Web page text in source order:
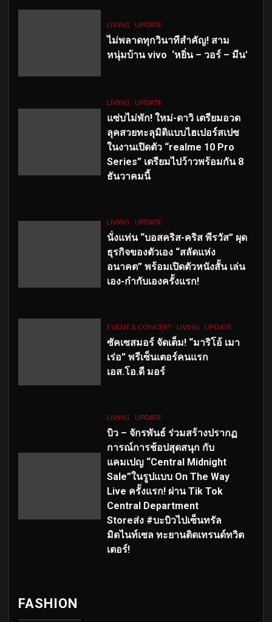
LIVING UPDATE
ไม่พลาดทุกวินาทีสำคัญ! สาม
หนุ่มบ้าน vivo ‘หยิ่น – วอร์ – มีน’
LIVING UPDATE
แซ่บไม่พัก! ใหม่-ดาวิ เตรียมอวด
ลุคสวยทะลุมิติแบบไฮเปอร์สเปซ
ในงานเปิดตัว “realme 10 Pro
Series” เตรียมไปว้าวพร้อมกัน 8
ธันวาคมนี้
LIVING UPDATE
นั่งแท่น “บอสคริส-คริส พีรวัส” ผุด
ธุรกิจของตัวเอง “สลัดแห่ง
อนาคต” พร้อมเปิดตัวหนังสั้น เล่น
เอง-กำกับเองครั้งแรก!
EVENT & CONCERT LIVING UPDATE
ซัคเซสมอร์ จัดเต็ม! “มาริโอ้ เมา
เร่อ” พรีเซ็นเตอร์คนแรก
เอส.โอ.ดี มอร์
LIVING UPDATE
บิว – จักรพันธ์ ร่วมสร้างปรากฏ
การณ์การช้อปสุดสนุก กับ
แคมเปญ “Central Midnight
Sale”ในรูปแบบ On The Way
Live ครั้งแรก! ผ่าน Tik Tok
Central Department
Storeส่ง #บะบิวไปเซ็นทรัล
มิดไนท์เซล ทะยานติดเทรนด์ทวิต
เตอร์!
FASHION